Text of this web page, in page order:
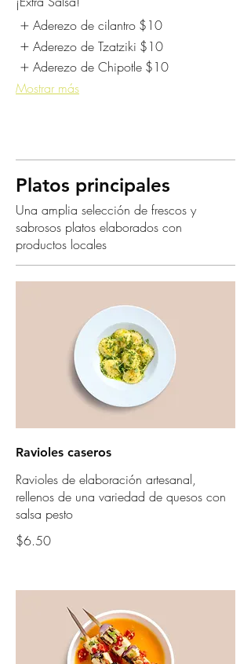
Aderezo de cilantro $10
Aderezo de Tzatziki $10
Aderezo de Chipotle $10
Mostrar más
Platos principales
Una amplia selección de frescos y
sabrosos platos elaborados con
productos locales
Ravioles caseros
Ravioles de elaboración artesanal,
rellenos de una variedad de quesos con
salsa pesto
$6.50